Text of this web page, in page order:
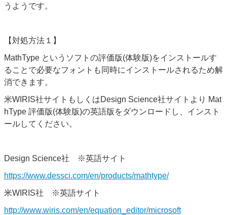
うようです。
【対処方法１】
MathType というソフトの評価版(体験版)をインストールす
ることで必要なフォントも同時にインストールされるため解
消できます。
米WIRIS社サイトもしくはDesign Science社サイトより Mat
hType 評価版(体験版)の英語版をダウンロードし、インスト
ールしてください。
Design Science社 ※英語サイト
https://www.dessci.com/en/products/mathtype/
米WIRIS社 ※英語サイト
http://www.wiris.com/en/equation_editor/microsoft